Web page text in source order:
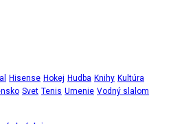
Hisense Hokej Hudba Knihy Kultúra
Svet Tenis Umenie Vodný slalom